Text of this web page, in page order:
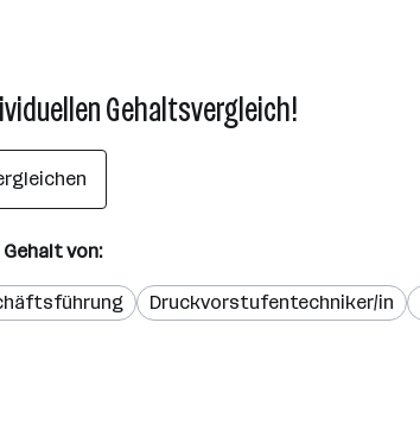
Gehaltsvergleich!
von:
Druckvorstufentechniker/in